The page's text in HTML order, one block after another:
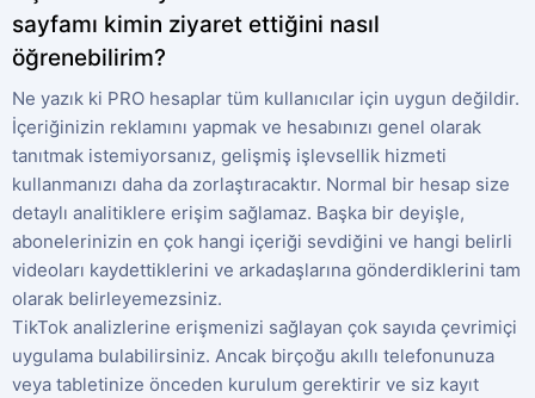
sayfamı kimin ziyaret ettiğini nasıl
öğrenebilirim?
Ne yazık ki PRO hesaplar tüm kullanıcılar için uygun değildir.
İçeriğinizin reklamını yapmak ve hesabınızı genel olarak
tanıtmak istemiyorsanız, gelişmiş işlevsellik hizmeti
kullanmanızı daha da zorlaştıracaktır. Normal bir hesap size
detaylı analitiklere erişim sağlamaz. Başka bir deyişle,
abonelerinizin en çok hangi içeriği sevdiğini ve hangi belirli
videoları kaydettiklerini ve arkadaşlarına gönderdiklerini tam
olarak belirleyemezsiniz.
TikTok analizlerine erişmenizi sağlayan çok sayıda çevrimiçi
uygulama bulabilirsiniz. Ancak birçoğu akıllı telefonunuza
veya tabletinize önceden kurulum gerektirir ve siz kayıt